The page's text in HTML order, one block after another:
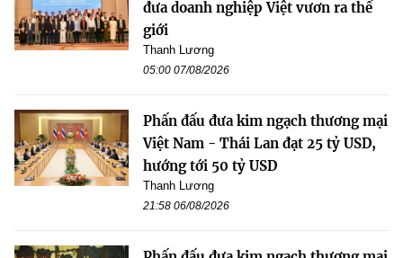
đưa doanh nghiệp Việt vươn ra thế
giới
Thanh Lương
05:00 07/08/2026
Phấn đấu đưa kim ngạch thương mại
Việt Nam - Thái Lan đạt 25 tỷ USD,
hướng tới 50 tỷ USD
Thanh Lương
21:58 06/08/2026